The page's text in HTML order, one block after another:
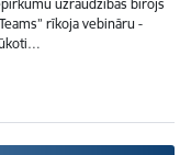
uzraudzības birojs
rīkoja vebināru -